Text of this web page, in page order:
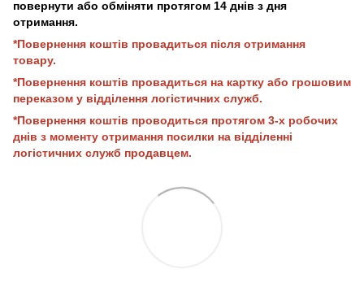
повернути або обміняти протягом 14 днів з дня
отримання.
*Повернення коштів провадиться після отримання
товару.
*Повернення коштів провадиться на картку або грошовим
переказом у відділення логістичних служб.
*Повернення коштів проводиться протягом 3-х робочих
днів з моменту отримання посилки на відділенні
логістичних служб продавцем.